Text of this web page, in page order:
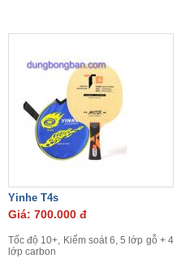
Yinhe T4s
Giá: 700.000 đ
Tốc độ 10+, Kiểm soát 6, 5 lớp gỗ + 4
lớp carbon